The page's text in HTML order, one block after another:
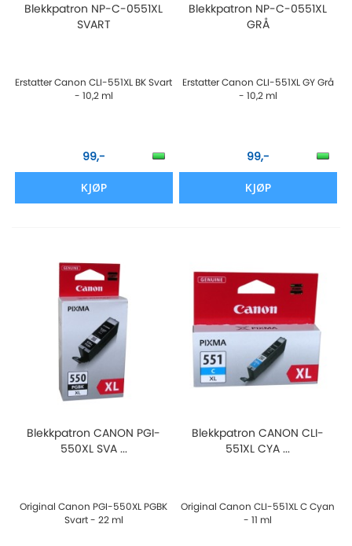
Blekkpatron NP-C-0551XL
SVART
Erstatter Canon CLI-551XL BK Svart
- 10,2 ml
99,-
KJØP
Blekkpatron NP-C-0551XL
GRÅ
Erstatter Canon CLI-551XL GY Grå
- 10,2 ml
99,-
KJØP
Blekkpatron CANON PGI-
550XL SVA ...
Original Canon PGI-550XL PGBK
Svart - 22 ml
Blekkpatron CANON CLI-
551XL CYA ...
Original Canon CLI-551XL C Cyan
- 11 ml